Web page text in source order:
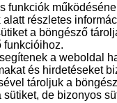
mintás karácsonyi
funkciók
részletes
a böngésző
a weboldal
és hirdetéseket
tároljuk a
de bizonyos